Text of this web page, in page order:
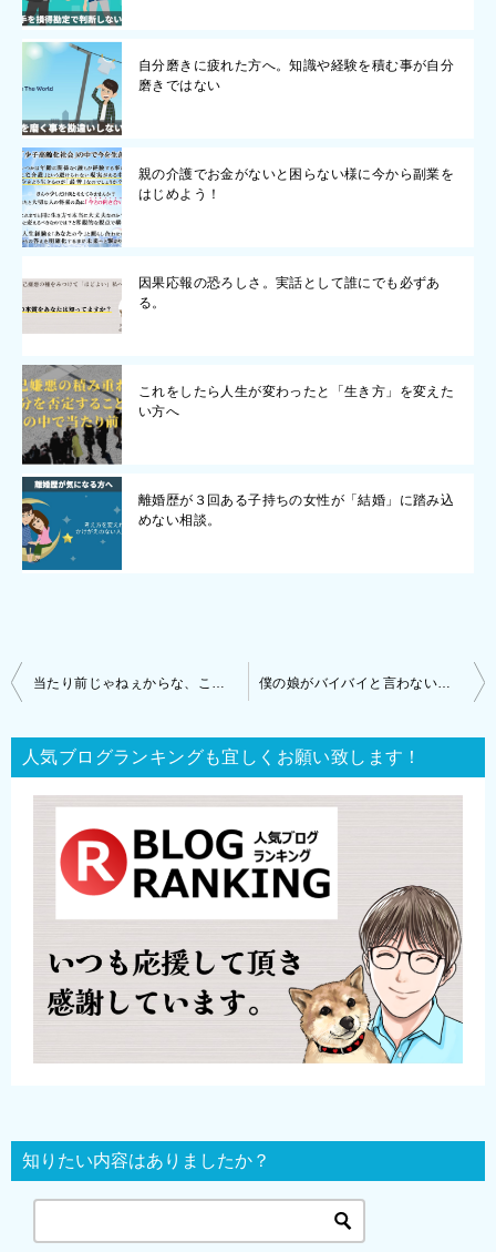
自分磨きに疲れた方へ。知識や経験を積む事が自分
磨きではない
親の介護でお金がないと困らない様に今から副業を
はじめよう！
因果応報の恐ろしさ。実話として誰にでも必ずあ
る。
これをしたら人生が変わったと「生き方」を変えた
い方へ
離婚歴が３回ある子持ちの女性が「結婚」に踏み込
めない相談。
投
ナ
ビ
当たり前じゃねぇからな、この状況の基準を高める大切さ 僕の娘がバイバイと言わない理由。「またね！」に心を込める想いとは？
人気ブログランキングも宜しくお願い致します！
知りたい内容はありましたか？